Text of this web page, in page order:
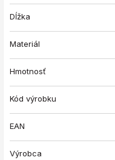
Dĺžka
Materiál
Hmotnosť
Kód výrobku
EAN
Výrobca